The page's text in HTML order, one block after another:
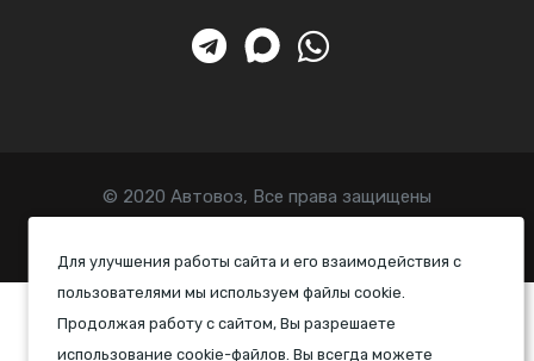
Для улучшения работы сайта и его взаимодействия с
пользователями мы используем файлы cookie.
Продолжая работу с сайтом, Вы разрешаете
использование cookie-файлов. Вы всегда можете
© 2020 Автовоз, Все права защищены